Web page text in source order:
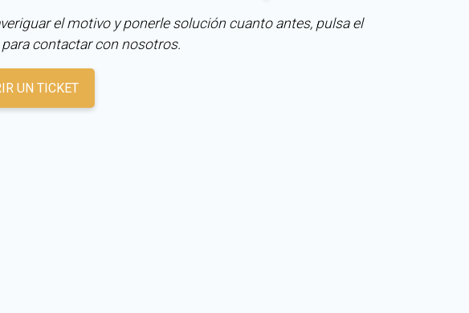
el motivo y ponerle solución cuanto antes, pulsa el
contactar con nosotros.
UN TICKET